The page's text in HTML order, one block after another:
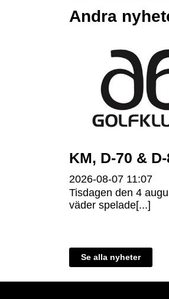
Andra
KM, D-70 &
2026-08-07 11:07
Tisdagen den 4
väder spelade[...]
Se alla nyheter